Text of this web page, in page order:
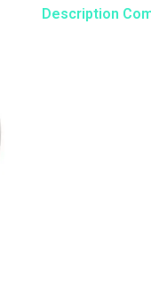
Description